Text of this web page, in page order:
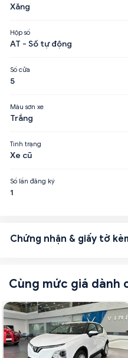
Xăng
Hộp số
AT - Số tự động
Số cửa
5
Màu sơn xe
Trắng
Tình trạng
Xe cũ
Số lần đăng ký
1
Chứng nhận & giấy tờ
Cùng mức giá dành